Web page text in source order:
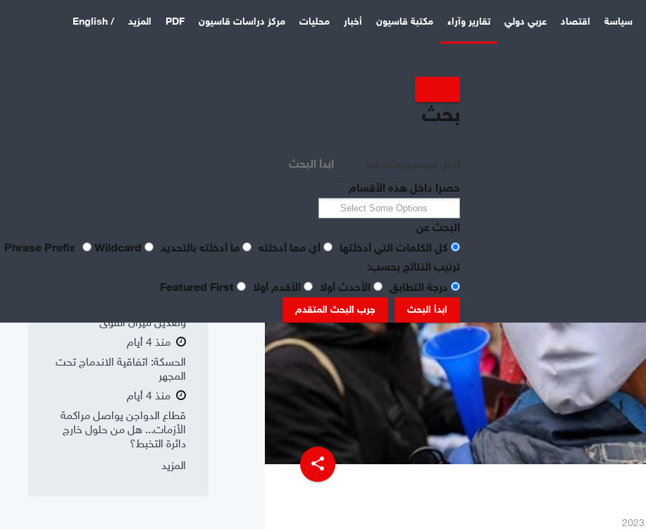
سياسة اقتصاد عربي دولي تقارير وآراء مكتبة قاسيون أخبار محليات مركز دراسات قاسيون PDF المزيد / English
بحث
ابدأ البحث
حصرا داخل هذه الأقسام
البحث عن
كل الكلمات التي أدخلتها
أي مما أدخلته ما أدخلته بالتحديد
Wildcard
ترتيب النتائج بحسب:
درجة التطابق
الأحدث أولا الأقدم أولا
ابدأ البحث جرب البحث المتقدم
share
واقع الصناعة النسيجية
السورية: «عن جد نزعتا»
تنظيم العمال: ضرورة
وتعديل ميزان القوى
منذ 4 أيام
الحسكة: اتفاقية الاندماج تحت
المجهر
منذ 4 أيام
قطاع الدواجن يواصل مراكمة
الأزمات... هل من حلول خارج
دائرة التخبط؟
المزيد